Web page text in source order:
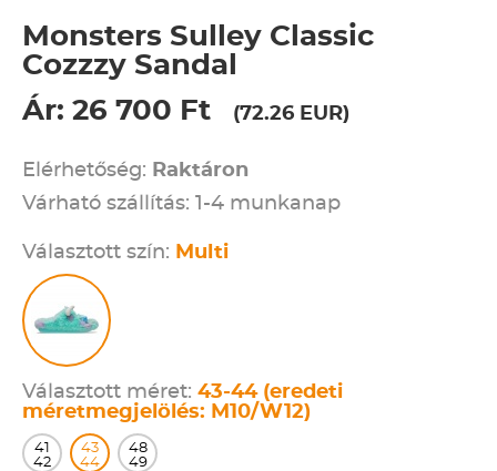
Monsters Sulley Classic
Cozzzy Sandal
Ár: 26 700 Ft
(72.26 EUR)
Elérhetőség: Raktáron
Várható szállítás: 1-4 munkanap
Választott szín: Multi
Választott méret: 43-44 (eredeti
méretmegjelölés: M10/W12)
41
42
43
44
48
49